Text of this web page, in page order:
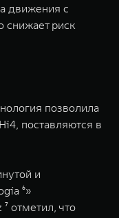
движения с
снижает риск
позволила
поставляются в
и
⁶»
отметил, что